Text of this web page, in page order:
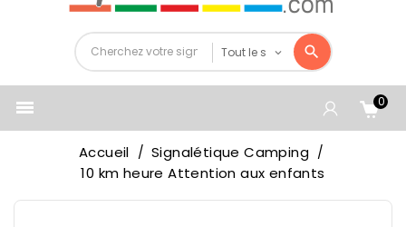
 0
Accueil
Signalétique Camping
10 km heure Attention aux enfants